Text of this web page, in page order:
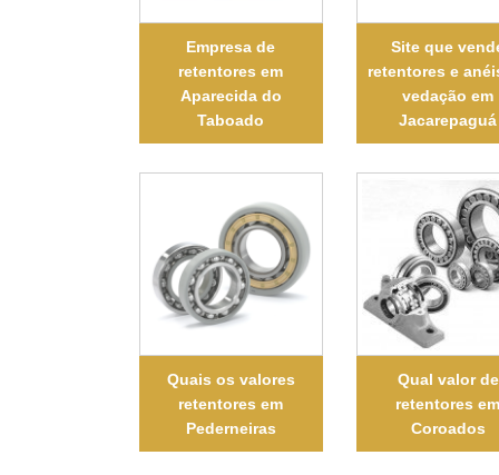
Empresa de
retentores em
Aparecida do
Taboado
Site que
retentores e
vedação em
Jacarepaguá
Quais os valores
retentores em
Pederneiras
Qual valor de
retentores
Coroados